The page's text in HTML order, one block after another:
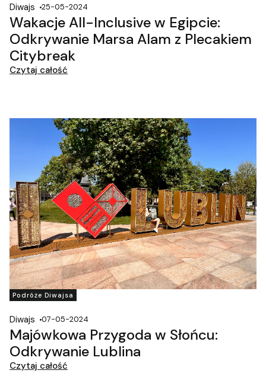
Diwajs 25-05-2024
Wakacje All-Inclusive w Egipcie:
Odkrywanie Marsa Alam z Plecakiem
Citybreak
Czytaj całość
Podróże Diwajsa
Diwajs 07-05-2024
Majówkowa Przygoda w Słońcu:
Odkrywanie Lublina
Czytaj całość